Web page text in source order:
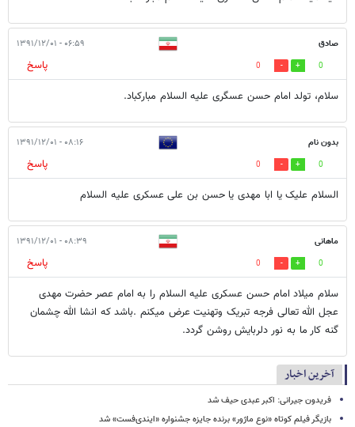
صادق ۰۶:۵۹ - ۱۳۹۱/۱۲/۰۱
0
0
پاسخ
سلام، تولد امام حسن عسگری علیه السلام مبارکباد.
بدون نام ۰۸:۱۶ - ۱۳۹۱/۱۲/۰۱
0
0
پاسخ
السلام علیک یا ابا مهدی یا حسن بن علی عسکری علیه السلام
ماهانی ۰۸:۳۹ - ۱۳۹۱/۱۲/۰۱
0
0
پاسخ
سلام میلاد امام حسن عسکری علیه السلام را به امام عصر حضرت مهدی
عجل الله تعالی فرجه تبریک وتهنیت عرض میکنم .باشد که انشا الله چشمان
گنه کار ما به نور دلربایش روشن گردد.
آخرین اخبار
فریدون جیرانی: اکبر عبدی حیف شد
بازیگر فیلم کوتاه «نوع ماژور» برنده جایزه جشنواره «ایندی‌فست» شد